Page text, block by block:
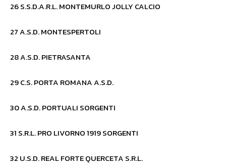
26 S.S.D.A.R.L. MONTEMURLO JOLLY CALCIO
27 A.S.D. MONTESPERTOLI
28 A.S.D. PIETRASANTA
29 C.S. PORTA ROMANA A.S.D.
30 A.S.D. PORTUALI SORGENTI
31 S.R.L. PRO LIVORNO 1919 SORGENTI
32 U.S.D. REAL FORTE QUERCETA S.R.L.